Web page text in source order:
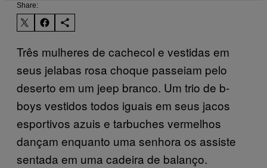
Share:
Três mulheres de cachecol e vestidas em
seus jelabas rosa choque passeiam pelo
deserto em um jeep branco. Um trio de b-
boys vestidos todos iguais em seus jacos
esportivos azuis e tarbuches vermelhos
dançam enquanto uma senhora os assiste
sentada em uma cadeira de balanço.